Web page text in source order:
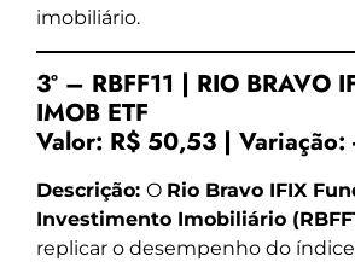
imobiliário.
3º – RBFF11 | RIO BRAVO
IMOB ETF
Valor: R$ 50,53 | Variação:
Descrição: O Rio Bravo IFIX
Investimento Imobiliário
replicar o desempenho do índice